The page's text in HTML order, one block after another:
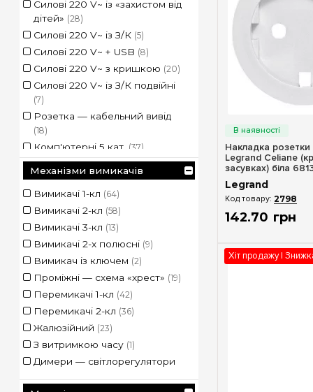
Накладка розетки
Legrand Celiane
засувках) біла
Legrand
2798
142.70 грн
Хіт продажу |
Білий глянець
Білий кристал(5)
Білий/Срібний штрих(5)
Бароко нуар(5)
Бароко пурпур (5)
Бетон
Блек піксел(3)
Бронзовий
Венге (6)
Вольфрам (4)
Грін перкаль (4)
Градієнт
Графіт
Грей перкаль
Гусячі лапки
Дзеркало
Дюна
Ел Грей
Зелена папороть
Золото Бароко (1)
Какао
Карбон(10)
Силові 220 V~ із «захистом від
дітей» (28)
Силові 220 V~ із З/К (5)
Силові 220 V~ + USB (8)
Силові 220 V~ з кришкою (20)
Силові 220 V~ із З/К подвійні
(7)
Розетка — кабельний вивід
(18)
Комп'ютерні 5 кат. (37)
Комп'ютерні 6 кат.(30)
Телевізійні TV(60)
Телевізійні TV-SAT
Телефонні(26)
Телефонна+комп'ютерна
Акустичні(15)
USB(43)
HDMI(1)
RCA(1)
TV+Комп'ютерна(1)
USB Type-A + Type-A
USB Type-C + Type-A
USB Type-C + Type-C(9)
USB тип C(1)
Механізми вимикачів
Вимикачі 1-кл (64)
Вимикачі 2-кл (58)
Вимикачі 3-кл (13)
Вимикачі 2-х полюсні (9)
Вимикач із ключем (2)
Проміжні — схема «хрест» (19)
Перемикачі 1-кл (42)
Перемикачі 2-кл (36)
Жалюзійний (23)
З витримкою часу (1)
Димери — світлорегулятори